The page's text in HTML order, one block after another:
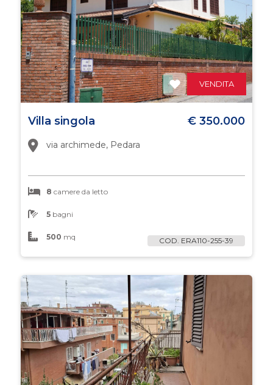
VENDITA
Villa singola € 350.000
via archimede, Pedara
8camere da letto
5 bagni
500 mq COD. ERA110-255-39